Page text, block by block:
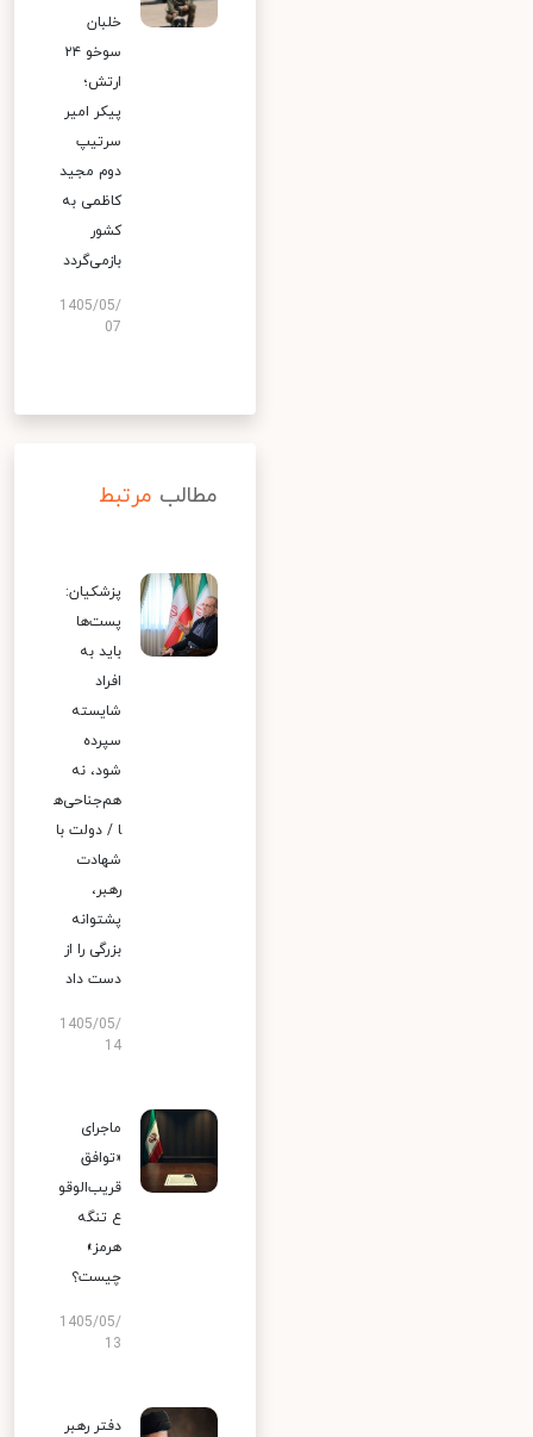
خلبان
سوخو ۲۴
ارتش؛
پیکر امیر
سرتیپ
دوم مجید
کاظمی به
کشور
بازمی‌گردد
1405/05/
07
مطالب مرتبط
پزشکیان:
پست‌ها
باید به
افراد
شایسته
سپرده
شود، نه
هم‌جناحی‌ه
ا / دولت با
شهادت
رهبر،
پشتوانه
بزرگی را از
دست داد
1405/05/
14
ماجرای
«توافق
قریب‌الوقو
ع تنگه
هرمز»
چیست؟
1405/05/
13
دفتر رهبر